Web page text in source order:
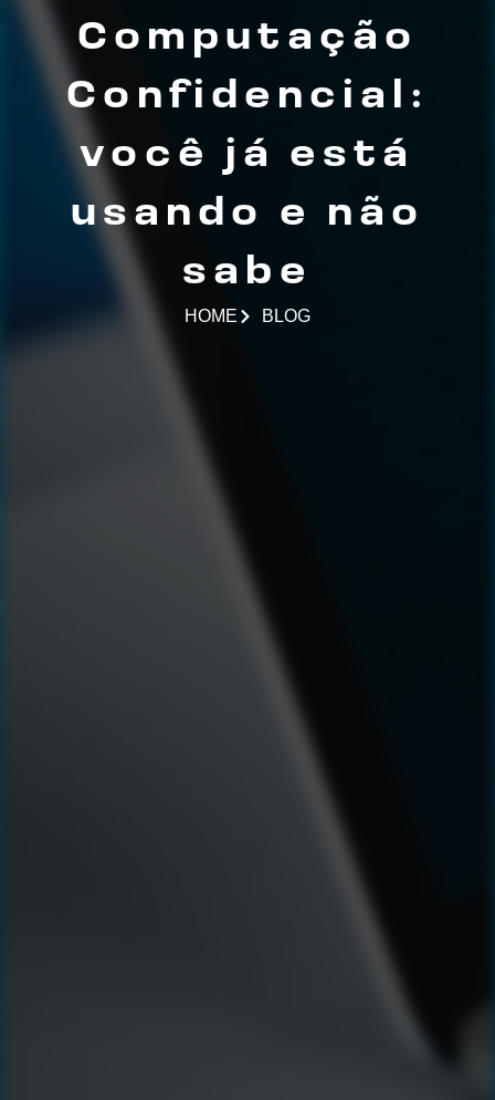
Computação
Confidencial:
você já está
usando e não
sabe
HOME BLOG